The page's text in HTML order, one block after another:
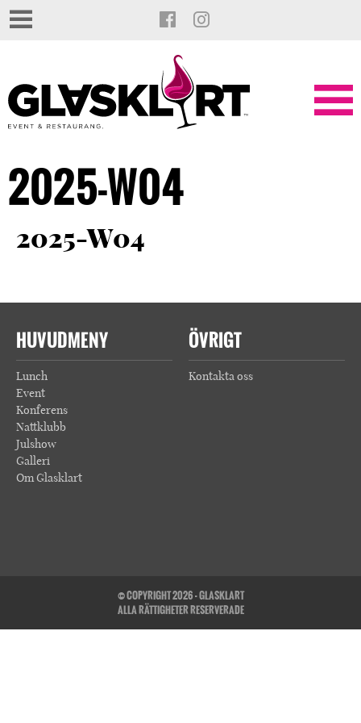
2025-W04
2025-W04
HUVUDMENY
Lunch
Event
Konferens
Nattklubb
Julshow
Galleri
Om Glasklart
ÖVRIGT
Kontakta oss
© COPYRIGHT 2026 - GLASKLART
ALLA RÄTTIGHETER RESERVERADE